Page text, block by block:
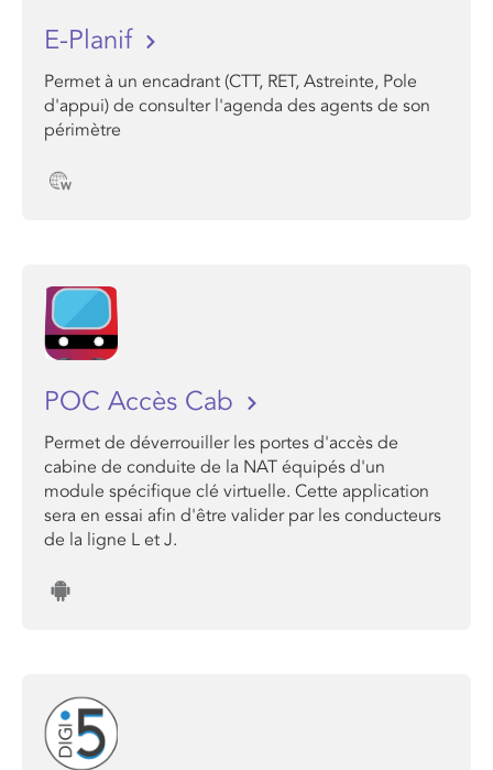
E-Planif
Permet à un encadrant (CTT, RET, Astreinte, Pole
d'appui) de consulter l'agenda des agents de son
périmètre
POC Accès Cab
Permet de déverrouiller les portes d'accès de
cabine de conduite de la NAT équipés d'un
module spécifique clé virtuelle. Cette application
sera en essai afin d'être valider par les conducteurs
de la ligne L et J.